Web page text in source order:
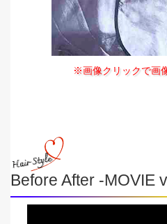
※画像クリックで画
Before After -MOVIE